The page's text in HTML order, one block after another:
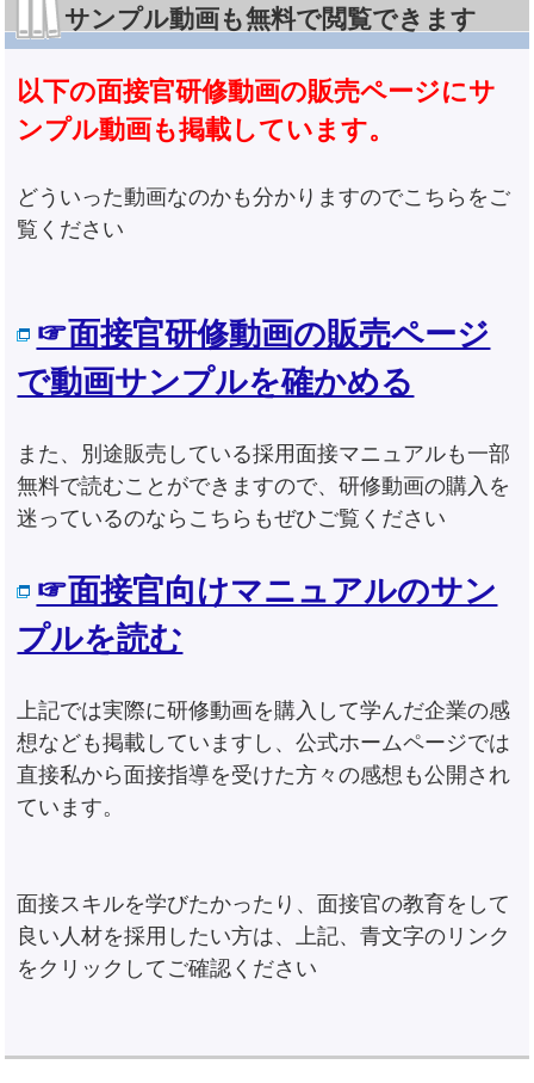
サンプル動画も無料で閲覧できます
以下の面接官研修動画の販売ページにサ
ンプル動画も掲載しています。
どういった動画なのかも分かりますのでこちらをご
覧ください
☞面接官研修動画の販売ページ
で動画サンプルを確かめる
また、別途販売している採用面接マニュアルも一部
無料で読むことができますので、研修動画の購入を
迷っているのならこちらもぜひご覧ください
☞面接官向けマニュアルのサン
プルを読む
上記では実際に研修動画を購入して学んだ企業の感
想なども掲載していますし、公式ホームページでは
直接私から面接指導を受けた方々の感想も公開され
ています。
面接スキルを学びたかったり、面接官の教育をして
良い人材を採用したい方は、上記、青文字のリンク
をクリックしてご確認ください